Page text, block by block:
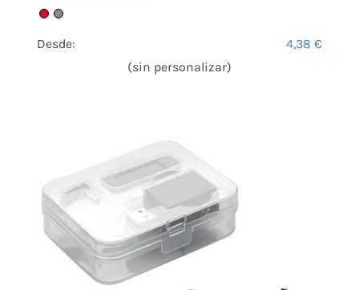
Desde: 4,38€
(sin personalizar)